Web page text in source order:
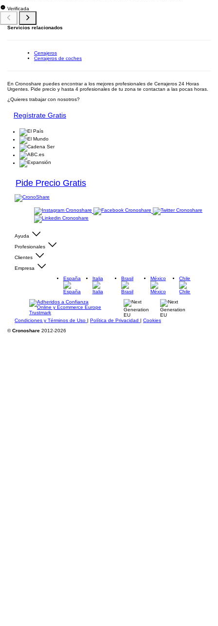
Verificada
Servicios relacionados
Cerrajeros
Cerrajeros de coches
En Cronoshare puedes encontrar a los mejores profesionales de Cerrajeros 24 Horas
Urgentes. Pide precio y hasta 4 profesionales de tu zona te contactan a las pocas horas.
¿Quieres trabajar con nosotros?
Regístrate Gratis
Pide Precio Gratis
Ayuda
Profesionales
Clientes
Empresa
España
Italia Brasil México Chile
Condiciones y Términos de Uso | Política de Privacidad | Cookies
©Cronoshare 2012-2026